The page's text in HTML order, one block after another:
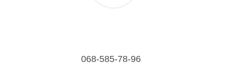
068-585-78-96